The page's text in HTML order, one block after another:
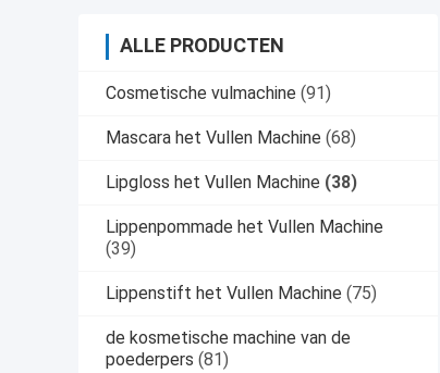
ALLE PRODUCTEN
Cosmetische vulmachine (91)
Mascara het Vullen Machine (68)
Lipgloss het Vullen Machine (38)
Lippenpommade het Vullen Machine
(39)
Lippenstift het Vullen Machine (75)
de kosmetische machine van de
poederpers (81)